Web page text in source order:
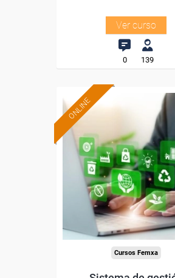
Ver curso
0 139
ONLINE
Formación 100%
subvencionada.
Para desempleados,
trabajadores y autónomos.
Sector
-Industria Alimentaria.
Cursos Femxa